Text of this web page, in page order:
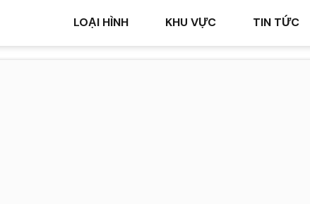
LOẠI HÌNH KHU VỰC TIN TỨC